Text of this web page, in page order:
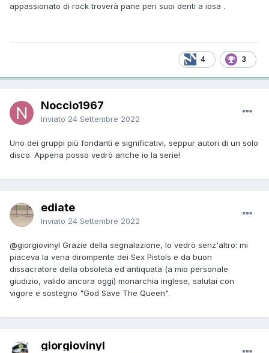
appassionato di rock troverà pane peri suoi denti a iosa .
4 3
Noccio1967
Inviato 24 Settembre 2022
Uno dei gruppi più fondanti e significativi, seppur autori di un solo
disco. Appena posso vedrò anche io la serie!
ediate
Inviato 24 Settembre 2022
@giorgiovinyl Grazie della segnalazione, lo vedrò senz'altro: mi
piaceva la vena dirompente dei Sex Pistols e da buon
dissacratore della obsoleta ed antiquata (a mio personale
giudizio, valido ancora oggi) monarchia inglese, salutai con
vigore e sostegno "God Save The Queen".
giorgiovinyl